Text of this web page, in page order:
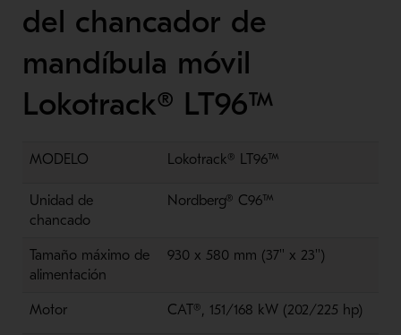
del chancador de
mandíbula móvil
Lokotrack® LT96™
MODELO Lokotrack® LT96™
Unidad de
chancado
Nordberg® C96™
Tamaño máximo de
alimentación
930 x 580 mm (37'' x 23'')
Motor CAT®, 151/168 kW (202/225 hp)